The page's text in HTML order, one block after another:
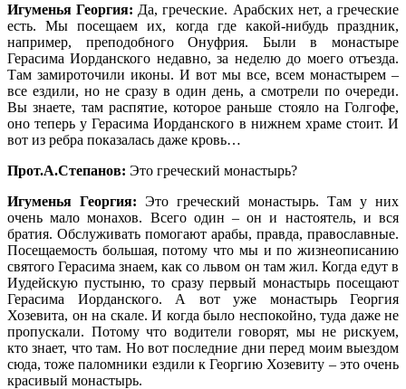
Игуменья Георгия: Да, греческие. Арабских нет, а греческие
есть. Мы посещаем их, когда где какой-нибудь праздник,
например, преподобного Онуфрия. Были в монастыре
Герасима Иорданского недавно, за неделю до моего отъезда.
Там замироточили иконы. И вот мы все, всем монастырем –
все ездили, но не сразу в один день, а смотрели по очереди.
Вы знаете, там распятие, которое раньше стояло на Голгофе,
оно теперь у Герасима Иорданского в нижнем храме стоит. И
вот из ребра показалась даже кровь…
Прот.А.Степанов: Это греческий монастырь?
Игуменья Георгия: Это греческий монастырь. Там у них
очень мало монахов. Всего один – он и настоятель, и вся
братия. Обслуживать помогают арабы, правда, православные.
Посещаемость большая, потому что мы и по жизнеописанию
святого Герасима знаем, как со львом он там жил. Когда едут в
Иудейскую пустыню, то сразу первый монастырь посещают
Герасима Иорданского. А вот уже монастырь Георгия
Хозевита, он на скале. И когда было неспокойно, туда даже не
пропускали. Потому что водители говорят, мы не рискуем,
кто знает, что там. Но вот последние дни перед моим выездом
сюда, тоже паломники ездили к Георгию Хозевиту – это очень
красивый монастырь.